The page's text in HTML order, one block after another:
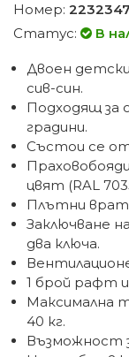
Номер: 2232347
Статус:
В
Двоен
сив-син.
Подходящ за
градини.
Състои се
цвят (RAL
Плътни
Заключване
два ключа.
1 брой рафт и
Максимална
40 кг.
Възможност